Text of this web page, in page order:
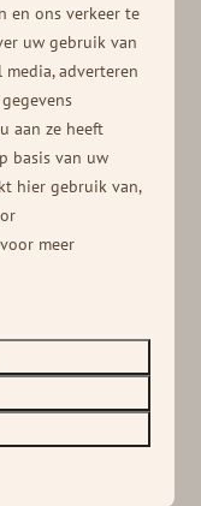
Lees hier
en ons verkeer te
uw gebruik van
adverteren
aan ze heeft
basis van uw
hier gebruik van,
meer